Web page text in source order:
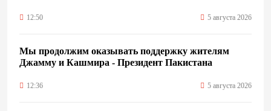
12:50 5 августа 2026
Мы продолжим оказывать поддержку жителям
Джамму и Кашмира - Президент Пакистана
12:36 5 августа 2026